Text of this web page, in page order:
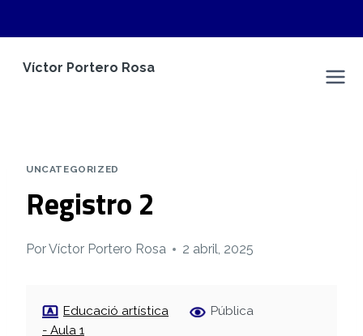
Víctor Portero Rosa
UNCATEGORIZED
Registro 2
PorVíctor Portero Rosa 2 abril, 2025
Educació artística
- Aula 1
Pública